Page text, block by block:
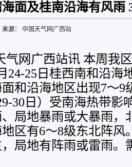
面及桂南沿海有风雨
源： 中国天气网广西站
气网广西站讯 本周我
24-25日桂西南和沿海
和沿海地区出现7～9
30日）受南海热带影
局地暴雨或大暴雨，
区有6～8级东北阵风
局地有阵雨或雷雨。